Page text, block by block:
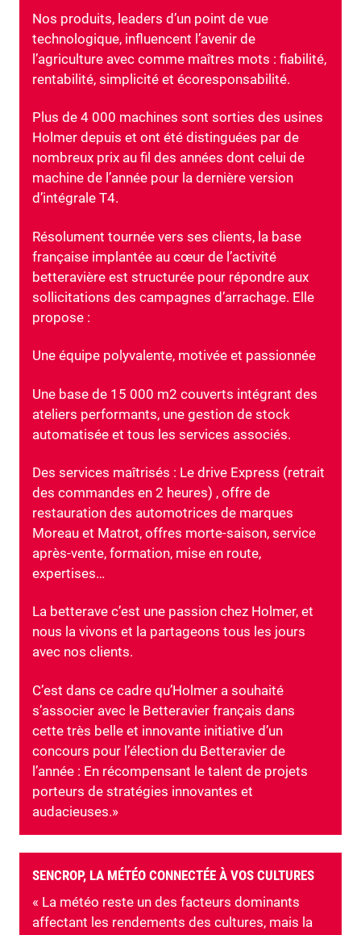
Nos produits, leaders d’un point de vue
technologique, influencent l’avenir de
l’agriculture avec comme maîtres mots : fiabilité,
rentabilité, simplicité et écoresponsabilité.
Plus de 4 000 machines sont sorties des usines
Holmer depuis et ont été distinguées par de
nombreux prix au fil des années dont celui de
machine de l’année pour la dernière version
d’intégrale T4.
Résolument tournée vers ses clients, la base
française implantée au cœur de l’activité
betteravière est structurée pour répondre aux
sollicitations des campagnes d’arrachage. Elle
propose :
Une équipe polyvalente, motivée et passionnée
Une base de 15 000 m2 couverts intégrant des
ateliers performants, une gestion de stock
automatisée et tous les services associés.
Des services maîtrisés : Le drive Express (retrait
des commandes en 2 heures) , offre de
restauration des automotrices de marques
Moreau et Matrot, offres morte-saison, service
après-vente, formation, mise en route,
expertises…
La betterave c’est une passion chez Holmer, et
nous la vivons et la partageons tous les jours
avec nos clients.
C’est dans ce cadre qu’Holmer a souhaité
s’associer avec le Betteravier français dans
cette très belle et innovante initiative d’un
concours pour l’élection du Betteravier de
l’année : En récompensant le talent de projets
porteurs de stratégies innovantes et
audacieuses.»
SENCROP, LA MÉTÉO CONNECTÉE À VOS CULTURES
« La météo reste un des facteurs dominants
affectant les rendements des cultures, mais la